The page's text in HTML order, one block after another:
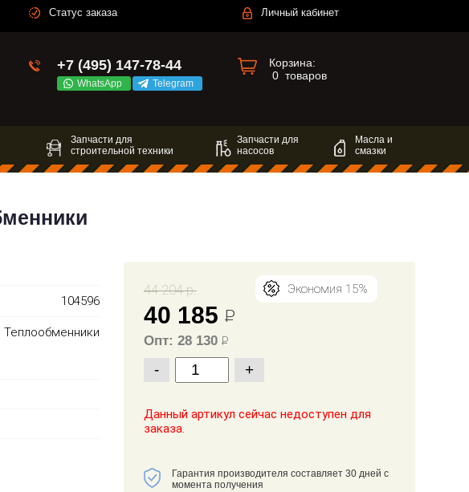
Статус заказа Личный кабинет
+7 (495) 147-78-44
WhatsApp Telegram
Корзина:
0 товаров
Запчасти для
строительной техники
Запчасти для
насосов
Масла и
смазки
104596
Теплообменники
44 204 р. Экономия 15%
40 185 Р
Опт: 28 130 Р
- +
Данный артикул сейчас недоступен для
заказа.
Гарантия производителя составляет 30 дней с
момента получения